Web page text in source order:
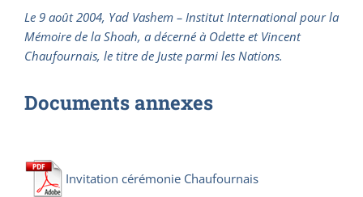
Le 9 août 2004, Yad Vashem – Institut International pour la
Mémoire de la Shoah, a décerné à Odette et Vincent
Chaufournais, le titre de Juste parmi les Nations.
Documents annexes
Invitation cérémonie Chaufournais